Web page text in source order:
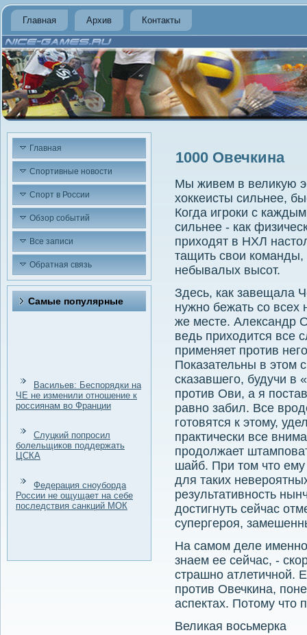
Главная Архив Контакты
Главная
Спортивные новости
Спорт в России
Обзор событий
Все записи
Обратная связь
Самые популярные
Васильев: Беспорядки на
ЧЕ не изменили отношение к
россиянам во Франции
Слуцкий попросил
болельщиков поддержать
ЦСКА
Федерация сноуборда
России не ощущает на себе
последствия санкций МОК
1000 Овечкина
Мы живем в великую
хоккеисты сильнее,
Когда игроки с
сильнее - как
приходят в НХЛ
тащить свои команды,
небывалых высот.
Здесь, как завещала
нужно бежать со всех
же месте. Александр
ведь приходится все
применяет против
Показательны в этом
сказавшего, будучи
против Ови, а я
равно забил. Все
готовятся к этому,
практически все
продолжает
шайб. При том что ему
для таких
результативность
достигнуть сейчас
супергероя,
На самом деле
знаем ее сейчас, -
страшно атлетичной.
против Овечкина,
аспектах. Потому что
Великая восьмерка